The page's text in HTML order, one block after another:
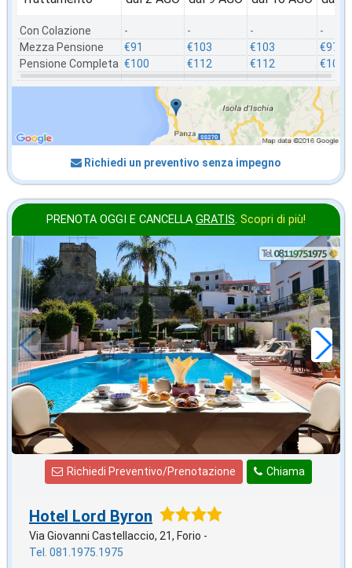
Con Colazione
Mezza Pensione
Pensione Completa
-
€91
€100
-
€103
€112
-
€103
€112
-
€97
€106
Richiedi un preventivo senza impegno
PRENOTA OGGI E CANCELLA GRATIS. Scopri di più!
in offerta da
€69,00
a notte
Chiama
Richiedi Preventivo/Prenotazione
Hotel Lord Byron
Via Giovanni Castellaccio, 21, Forio -
Tel. 081.1975.1975